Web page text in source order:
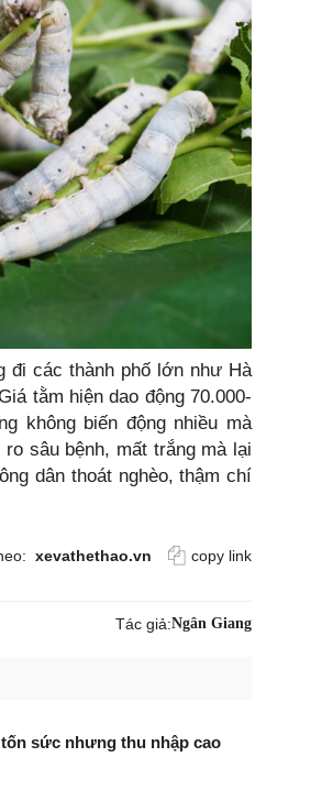
đi các thành phố lớn như Hà
tằm hiện dao động 70.000-
không biến động nhiều mà
sâu bệnh, mất trắng mà lại
dân thoát nghèo, thậm chí
xevathethao.vn copy link
Tác giả:Ngân Giang
sức nhưng thu nhập cao